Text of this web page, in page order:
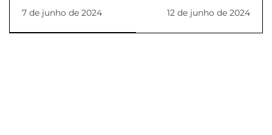
Porteira Tech
aconteceu na
UNILINS
7 de junho de 2024
Curta-metragem:
Pajerama
12 de junho de 2024